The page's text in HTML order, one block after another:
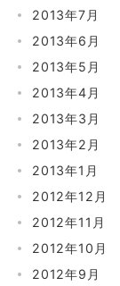
2013年7月
2013年6月
2013年5月
2013年4月
2013年3月
2013年2月
2013年1月
2012年12月
2012年11月
2012年10月
2012年9月